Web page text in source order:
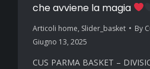
che avviene la magia
Articoli home, Slider_basket By
Giugno 13, 2025
CUS PARMA BASKET –